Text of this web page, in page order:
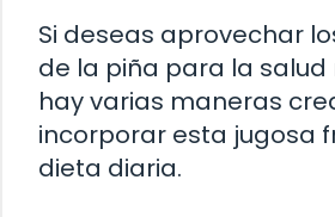
Si deseas aprovechar
de la piña para la salud
hay varias maneras
incorporar esta jugosa
dieta diaria.